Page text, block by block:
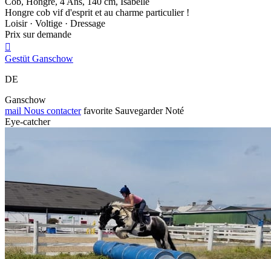
Hongre cob vif d'esprit et au charme particulier !
Loisir · Voltige · Dressage
Prix sur demande

Gestüt Ganschow
DE
Ganschow
mail Nous contacter favorite Sauvegarder Noté
Eye-catcher